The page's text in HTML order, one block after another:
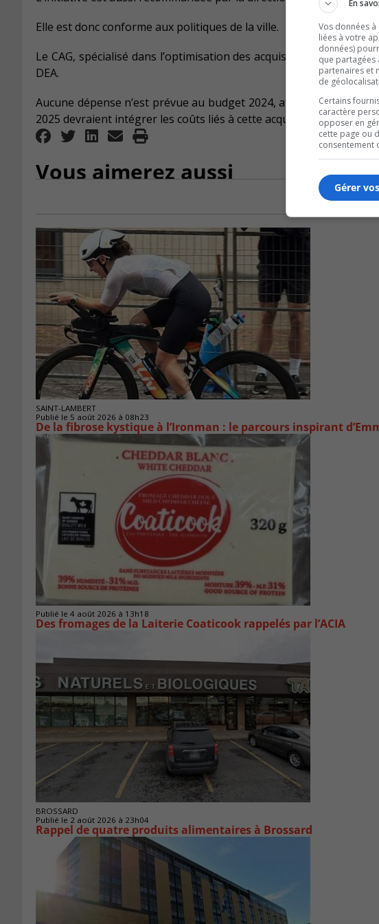
Elle est donc conforme aux politiques de la ville.
Le CAG, spécialisé dans l’optimisation des acquisitions
DEA.
Aucune dépense n’est prévue au budget 2024, affirme le maire
2025 devraient intégrer les coûts liés à cette acquisition.
Vous aimerez aussi
SAINT-LAMBERT
Publié le 5 août 2026 à 08h23
De la fibrose kystique à l’Ironman : le parcours inspirant
Publié le 4 août 2026 à 13h18
Des fromages de la Laiterie Coaticook rappelés par l’ACIA
BROSSARD
Publié le 2 août 2026 à 23h04
Rappel de quatre produits alimentaires à Brossard
En
Vos données
liées à votre
données)
que partagées
partenaires et
de
Certains
caractère
opposer en
cette page ou
consentement
Gérer